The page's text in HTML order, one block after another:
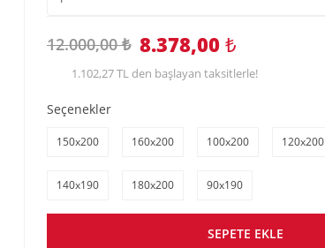
12.000,00 ₺ 8.378,00 ₺
1.102,27 TL den başlayan taksitlerle!
Seçenekler
150x200 160x200 100x200 120x200
140x190 180x200 90x190
SEPETE EKLE